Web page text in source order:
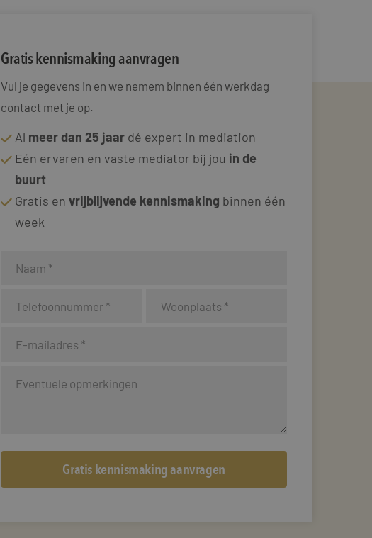
Gratis kennismaking aanvragen
Vul je gegevens in en we nemem binnen één werkdag
contact met je op.
Al meer dan 25 jaar dé expert in mediation
Eén ervaren en vaste mediator bij jou in de
buurt
Gratis envrijblijvende kennismaking binnen één
week